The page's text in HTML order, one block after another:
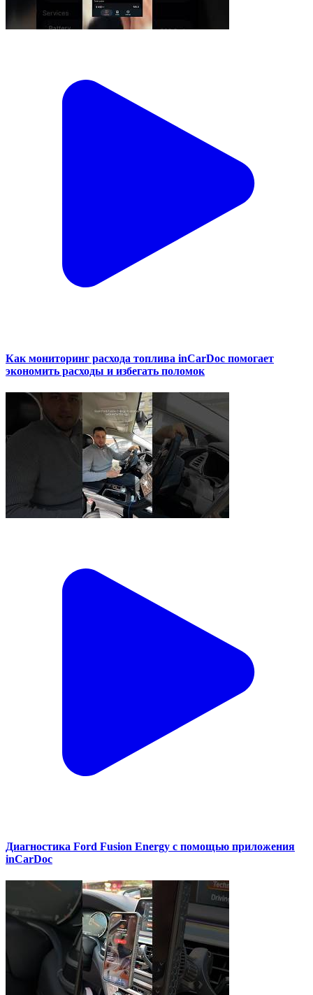
Как мониторинг расхода топлива inCarDoc помогает
экономить расходы и избегать поломок
Диагностика Ford Fusion Energy с помощью приложения
inCarDoc